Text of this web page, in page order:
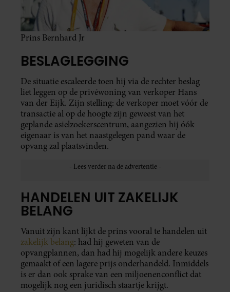
Prins Bernhard Jr
BESLAGLEGGING
De situatie escaleerde toen hij via de rechter beslag
liet leggen op de privéwoning van verkoper Hans
van der Eijk. Zijn stelling: de verkoper moet vóór de
transactie al op de hoogte zijn geweest van het
geplande asielzoekerscentrum, aangezien hij óók
eigenaar is van het naastgelegen pand waar de
opvang zal plaatsvinden.
HANDELEN UIT ZAKELIJK
BELANG
Vanuit zijn kant lijkt de prins vooral te handelen uit
zakelijk belang: had hij geweten van de
opvangplannen, dan had hij mogelijk andere keuzes
gemaakt of een lagere prijs onderhandeld. Inmiddels
is er dan ook sprake van een miljoenenconflict dat
mogelijk nog een juridisch staartje krijgt.